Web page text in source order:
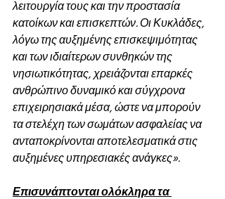
λειτουργία τους και την προστασία
κατοίκων και επισκεπτών. Οι Κυκλάδες,
λόγω της αυξημένης επισκεψιμότητας
και των ιδιαίτερων συνθηκών της
νησιωτικότητας, χρειάζονται επαρκές
ανθρώπινο δυναμικό και σύγχρονα
επιχειρησιακά μέσα, ώστε να μπορούν
τα στελέχη των σωμάτων ασφαλείας να
ανταποκρίνονται αποτελεσματικά στις
αυξημένες υπηρεσιακές ανάγκες».
Επισυνάπτονται ολόκληρα τα